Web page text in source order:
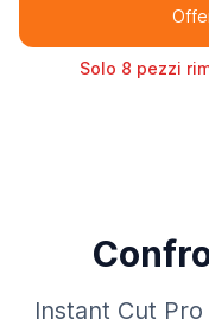
Solo 8 pezzi
Instant Cut